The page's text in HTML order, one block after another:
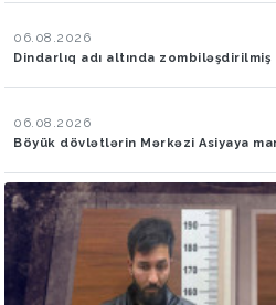
06.08.2026
Dindarlıq adı altında
06.08.2026
Böyük dövlətlərin Mərkəzi Asiyaya